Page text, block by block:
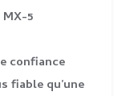
5
confiance
fiable qu’une